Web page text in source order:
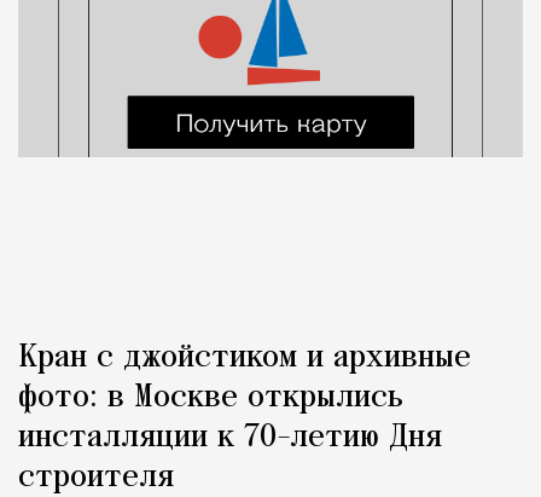
Кран с джойстиком и архивные
фото: в Москве открылись
инсталляции к 70-летию Дня
строителя